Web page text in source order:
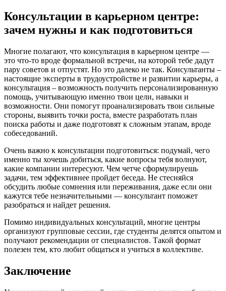
Консультации в карьерном центре:
зачем нужны и как подготовиться
Многие полагают, что консультация в карьерном центре —
это что-то вроде формальной встречи, на которой тебе дадут
пару советов и отпустят. Но это далеко не так. Консультанты –
настоящие эксперты в трудоустройстве и развитии карьеры, а
консультация – возможность получить персонализированную
помощь, учитывающую именно твои цели, навыки и
возможности. Они помогут проанализировать твои сильные
стороны, выявить точки роста, вместе разработать план
поиска работы и даже подготовят к сложным этапам, вроде
собеседований.
Очень важно к консультации подготовиться: подумай, чего
именно ты хочешь добиться, какие вопросы тебя волнуют,
какие компании интересуют. Чем четче сформулируешь
задачи, тем эффективнее пройдет беседа. Не стесняйся
обсудить любые сомнения или переживания, даже если они
кажутся тебе незначительными — консультант поможет
разобраться и найдет решения.
Помимо индивидуальных консультаций, многие центры
организуют групповые сессии, где студенты делятся опытом и
получают рекомендации от специалистов. Такой формат
полезен тем, кто любит общаться и учиться в коллективе.
Заключение